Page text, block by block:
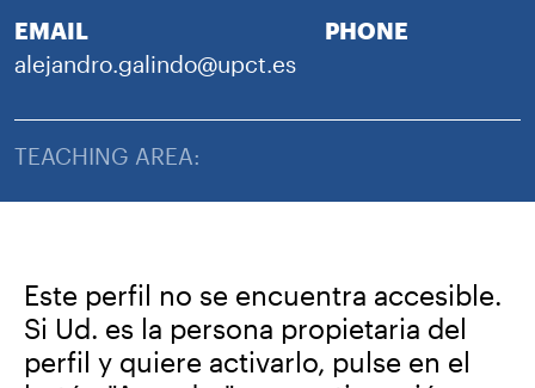
EMAIL
alejandro.galindo@upct.es
PHONE
TEACHING AREA:
Este perfil no se encuentra accesible.
Si Ud. es la persona propietaria del
perfil y quiere activarlo, pulse en el